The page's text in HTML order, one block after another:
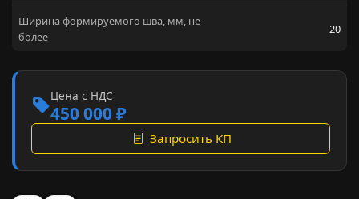
Ширина формируемого шва, мм, не
более
20
Цена с НДС
450 000 ₽
Запросить КП